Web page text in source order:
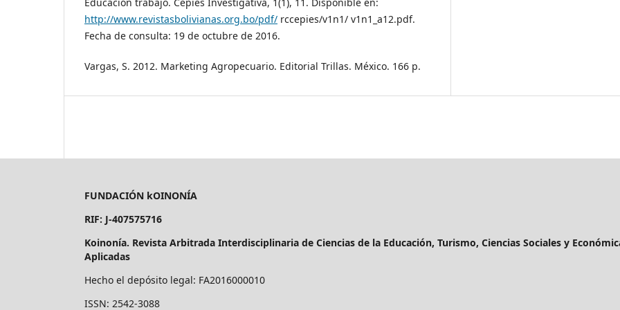
http://www.revistasbolivianas.org.bo/pdf/ rccepies/v1n1/ v1n1_a12.pdf.
Fecha de consulta: 19 de octubre de 2016.
Vargas, S. 2012. Marketing Agropecuario. Editorial Trillas. México. 166 p.
FUNDACIÓN kOINONÍA
RIF: J-407575716
Koinonía. Revista Arbitrada Interdisciplinaria de Ciencias de la Educación, Turismo, Ciencias Sociales y
Aplicadas
Hecho el depósito legal: FA2016000010
ISSN: 2542-3088